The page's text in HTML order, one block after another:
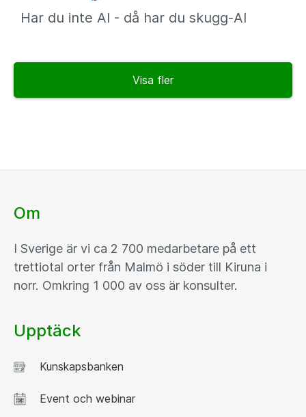
Har du inte AI - då har du skugg-AI
Visa fler
Om
I Sverige är vi ca 2 700 medarbetare på ett
trettiotal orter från Malmö i söder till Kiruna i
norr. Omkring 1 000 av oss är konsulter.
Upptäck
Kunskapsbanken
Event och webinar